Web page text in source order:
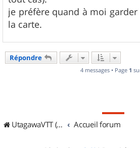
e
je préfère quand à moi
la carte.
Répondre
4 messages • Page 1
UtagawaVTT (Randos VTT et VTTAE avec traces GPS) Accueil forum